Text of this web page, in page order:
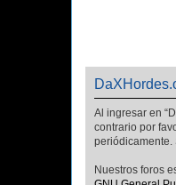
Al ingresar en
contrario por
periódicamente.
Nuestros foros